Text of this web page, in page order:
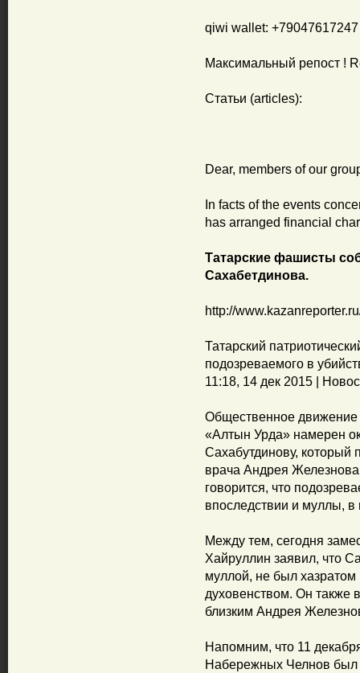
qiwi wallet: +79047617247
Максимальный репост !
Статьи (articles):
Dear, members of our
In facts of the events
has arranged financial
Татарские фашисты
Сахабетдинова.
http://
Татарский
подозреваемого в
11:18, 14 дек 2015 |
Общественное движение
«Алтын Урда» намерен
Сахабутдинову, который
врача Андрея
говорится, что
впоследствии и муллы, в
Между тем, сегодня
Хайруллин заявил, что
муллой, не был хазратом
духовенством. Он также
близким Андрея
Напомним, что 11
Набережных Челнов был